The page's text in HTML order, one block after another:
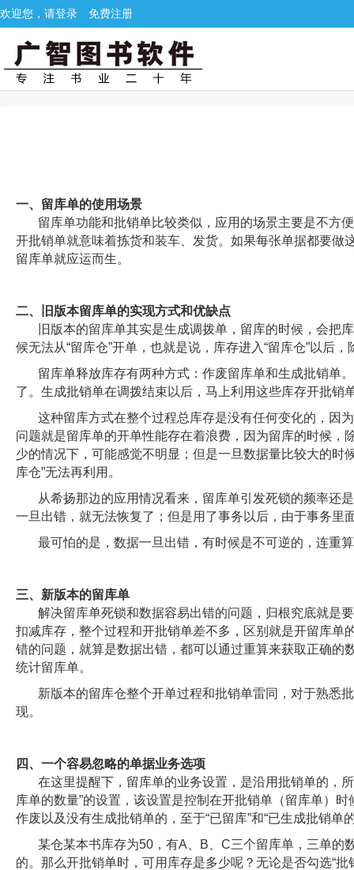
欢迎您，请登录 免费注册
一、留库单的使用场景
留库单功能和批销单比较类似，应用的场景主要是不方
开批销单就意味着拣货和装车、发货。如果每张单据都要
留库单就应运而生。
二、旧版本留库单的实现方式和优缺点
旧版本的留库单其实是生成调拨单，留库的时候，会把
候无法从“留库仓”开单，也就是说，库存进入“留库仓”以后
留库单释放库存有两种方式：作废留库单和生成批销单
了。生成批销单在调拨结束以后，马上利用这些库存开批销
这种留库方式在整个过程总库存是没有任何变化的，因
问题就是留库单的开单性能存在着浪费，因为留库的时候
少的情况下，可能感觉不明显；但是一旦数据量比较大的时
库仓”无法再利用。
从希扬那边的应用情况看来，留库单引发死锁的频率还
一旦出错，就无法恢复了；但是用了事务以后，由于事务
最可怕的是，数据一旦出错，有时候是不可逆的，连重
三、新版本的留库单
解决留库单死锁和数据容易出错的问题，归根究底就是
扣减库存，整个过程和开批销单差不多，区别就是开留库单
错的问题，就算是数据出错，都可以通过重算来获取正确
统计留库单。
新版本的留库仓整个开单过程和批销单雷同，对于熟悉
现。
四、一个容易忽略的单据业务选项
在这里提醒下，留库单的业务设置，是沿用批销单的，
库单的数量”的设置，该设置是控制在开批销单（留库单）
作废以及没有生成批销单的，至于“已留库”和“已生成批销
某仓某本书库存为50，有A、B、C三个留库单，三单的
的。那么开批销单时，可用库存是多少呢？无论是否勾选“